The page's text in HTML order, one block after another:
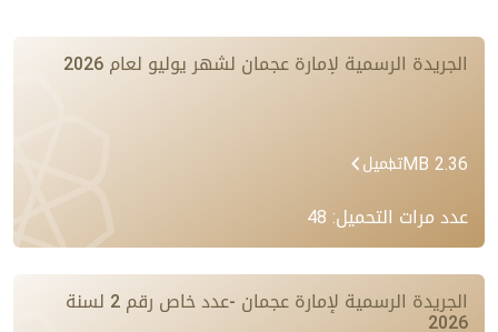
الجريدة الرسمية لإمارة عجمان لشهر يوليو لعام 2026
2.36 MB تحميل
عدد مرات التحميل: 48
الجريدة الرسمية لإمارة عجمان -عدد خاص رقم 2 لسنة
2026